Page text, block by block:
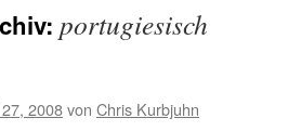
portugiesisch
2008von Chris Kurbjuhn